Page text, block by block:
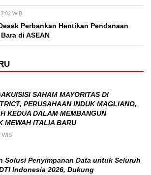
WIB
Perbankan Hentikan Pendanaan
di ASEAN
SAHAM MAYORITAS DI
PERUSAHAAN INDUK MAGLIANO,
KEDUA DALAM MEMBANGUN
MEWAH ITALIA BARU
WIB
Solusi Penyimpanan Data untuk Seluruh
Indonesia 2026, Dukung